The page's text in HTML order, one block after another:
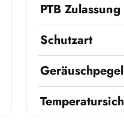
PTB Zulassung
Schutzart
Geräuschpegel